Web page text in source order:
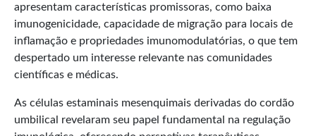
apresentam características promissoras, como baixa
imunogenicidade, capacidade de migração para locais de
inflamação e propriedades imunomodulatórias, o que tem
despertado um interesse relevante nas comunidades
científicas e médicas.
As células estaminais mesenquimais derivadas do cordão
umbilical revelaram seu papel fundamental na regulação